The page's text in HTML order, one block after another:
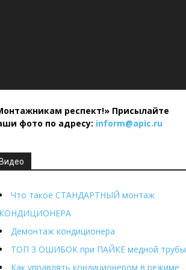
респект!» Присылайте
фото по адресу: inform@apic.ru
Что такое СТАНДАРТНЫЙ монтаж
Демонтаж кондиционера
ТОП 3 ОШИБОК при ПАЙКЕ медной трубы
Как управлять кондиционером в режиме